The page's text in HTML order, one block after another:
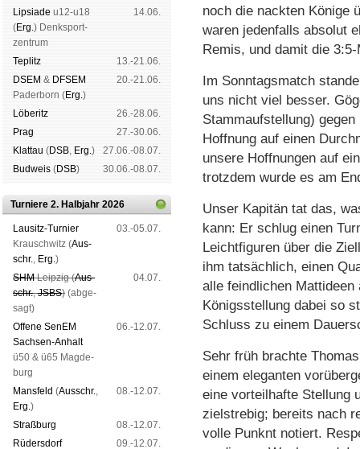
Lipsiade u12-u18
(Erg.) Denk­sport­
zen­trum
14.06.
Tep­litz
13.-21.06.
DSEM & DFSEM
Pader­born (Erg.)
20.-21.06.
Lö­be­ritz
26.-28.06.
Prag
27.-30.06.
Klat­tau (DSB, Erg.)
27.06.-08.07.
Bud­weis (DSB) 30.06.-08.07.
Turniere 2. Halbjahr 2026
Lau­sitz-Tur­nier
Krausch­witz (Aus­
schr., Erg.)
03.-05.07.
SHMLeip­zig (Aus­
schr.,JSBS) (ab­ge­
sagt)
04.07.
Offene SenEM
Sach­sen-An­halt
ü50 & ü65 Mag­de­
burg
06.-12.07.
Mans­feld (Aus­schr.,
Erg.)
08.-12.07.
Straß­burg
08.-12.07.
Rüders­dorf
09.-12.07.
noch die nackten Könige
waren jedenfalls absolut
Remis, und damit die
Im Sonntagsmatch
uns nicht viel besser.
Stammaufstellung)
Hoffnung auf einen
unsere Hoffnungen auf
trotzdem wurde es am
Unser Kapitän tat das,
kann: Er schlug einen
Leichtfiguren über die
ihm tatsächlich, einen
alle feindlichen
Königsstellung dabei so
Schluss zu einem
Sehr früh brachte
einem eleganten
eine vorteilhafte Stellung
zielstrebig; bereits nach
volle Punknt notiert.